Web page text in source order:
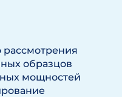
рассмотрения
образцов
мощностей